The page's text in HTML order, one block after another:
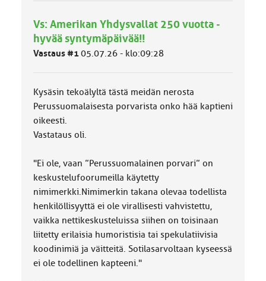
m
ä
u
k
a
Vs: Amerikan Yhdysvallat 250 vuotta -
hyvää syntymäpäivää!!
Vastaus #105.07.26 - klo:09:28
Kysäsin tekoälyltä tästä meidän nerosta
Perussuomalaisesta porvarista onko hää kaptieni
oikeesti.
Vastataus oli.
"Ei ole, vaan ”Perussuomalainen porvari” on
keskustelufoorumeilla käytetty
nimimerkki.Nimimerkin takana olevaa todellista
henkilöllisyyttä ei ole virallisesti vahvistettu,
vaikka nettikeskusteluissa siihen on toisinaan
liitetty erilaisia humoristisia tai spekulatiivisia
koodinimiä ja väitteitä. Sotilasarvoltaan kyseessä
ei ole todellinen kapteeni."